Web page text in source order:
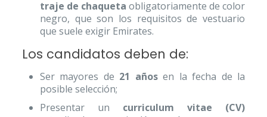
traje de chaqueta obligatoriamente de color
negro, que son los requisitos de vestuario
que suele exigir Emirates.
Los candidatos deben de:
Ser mayores de 21 añosen la fecha de la
posible selección;
Presentar un curriculum vitae (CV)